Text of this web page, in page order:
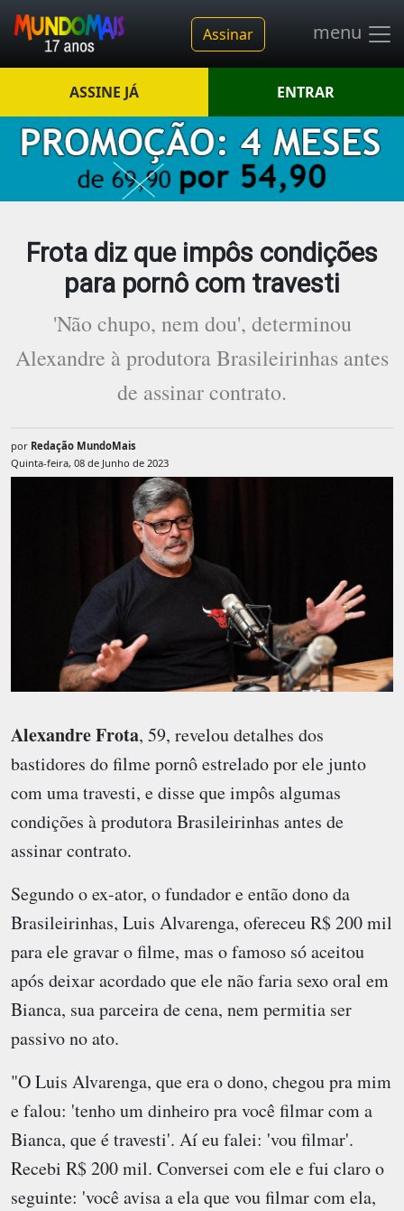
Assinar menu
ASSINE JÁ ENTRAR
Frota diz que impôs condições
para pornô com travesti
'Não chupo, nem dou', determinou
Alexandre à produtora Brasileirinhas antes
de assinar contrato.
por Redação MundoMais
Quinta-feira, 08 de Junho de 2023
Alexandre Frota, 59, revelou detalhes dos
bastidores do filme pornô estrelado por ele junto
com uma travesti, e disse que impôs algumas
condições à produtora Brasileirinhas antes de
assinar contrato.
Segundo o ex-ator, o fundador e então dono da
Brasileirinhas, Luis Alvarenga, ofereceu R$ 200 mil
para ele gravar o filme, mas o famoso só aceitou
após deixar acordado que ele não faria sexo oral em
Bianca, sua parceira de cena, nem permitia ser
passivo no ato.
"O Luis Alvarenga, que era o dono, chegou pra mim
e falou: 'tenho um dinheiro pra você filmar com a
Bianca, que é travesti'. Aí eu falei: 'vou filmar'.
Recebi R$ 200 mil. Conversei com ele e fui claro o
seguinte: 'você avisa a ela que vou filmar com ela,